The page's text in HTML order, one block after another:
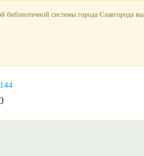
Продлить книгу
библиотечной системы города Славгорода